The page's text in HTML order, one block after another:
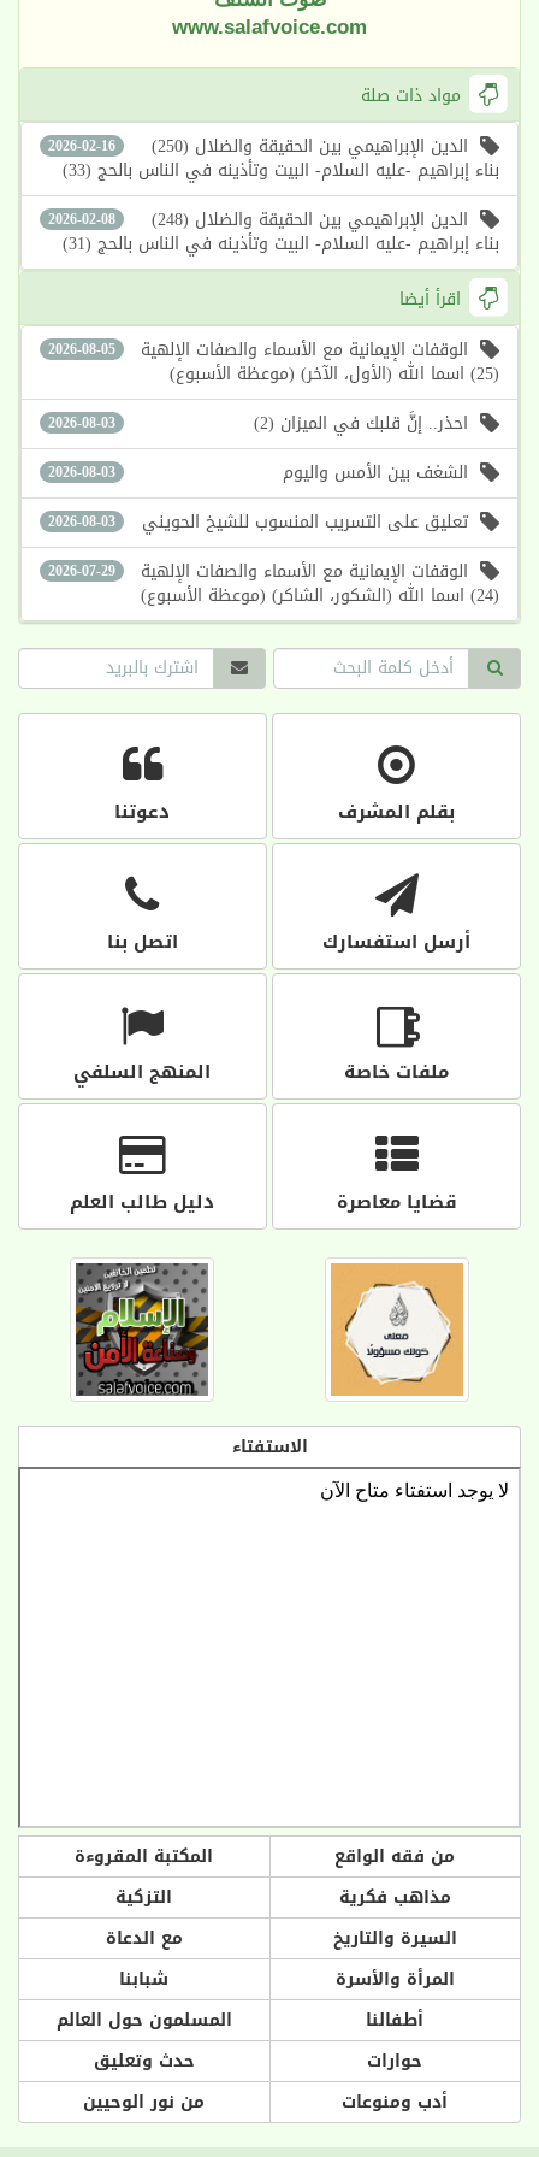
www.salafvoice.com
مواد ذات صلة
2026-02-16 الدين الإبراهيمي بين الحقيقة والضلال (250)
بناء إبراهيم -عليه السلام- البيت وتأذينه في الناس بالحج (33)
2026-02-08 الدين الإبراهيمي بين الحقيقة والضلال (248)
بناء إبراهيم -عليه السلام- البيت وتأذينه في الناس بالحج (31)
اقرأ أيضا
2026-08-05 الوقفات الإيمانية مع الأسماء والصفات الإلهية
(25) اسما الله (الأول، الآخر) (موعظة الأسبوع)
2026-08-03 احذر.. إنَّ قلبك في الميزان (2)
2026-08-03 الشغف بين الأمس واليوم
2026-08-03 تعليق على التسريب المنسوب للشيخ الحويني
2026-07-29 الوقفات الإيمانية مع الأسماء والصفات الإلهية
(24) اسما الله (الشكور، الشاكر) (موعظة الأسبوع)
بقلم المشرف دعوتنا
أرسل استفسارك اتصل بنا
ملفات خاصة المنهج السلفي
قضايا معاصرة دليل طالب العلم
الاستفتاء
من فقه الواقع
المكتبة المقروءة
مذاهب فكرية
التزكية
السيرة والتاريخ
مع الدعاة
المرأة والأسرة
شبابنا
أطفالنا
المسلمون حول العالم
حوارات
حدث وتعليق
أدب ومنوعات
من نور الوحيين